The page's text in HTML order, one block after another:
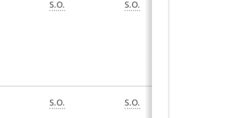
S.O. S.O.
S.O. S.O.